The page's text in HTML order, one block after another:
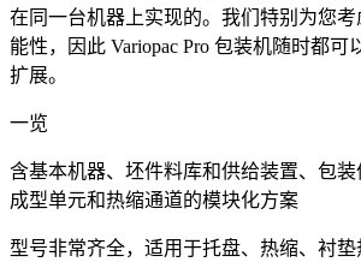
在同一台机器上实现的。我们特别为您
能性，因此 Variopac Pro 包装机随时都可
扩展。
一览
含基本机器、坯件料库和供给装置、包
成型单元和热缩通道的模块化方案
型号非常齐全，适用于托盘、热缩、衬